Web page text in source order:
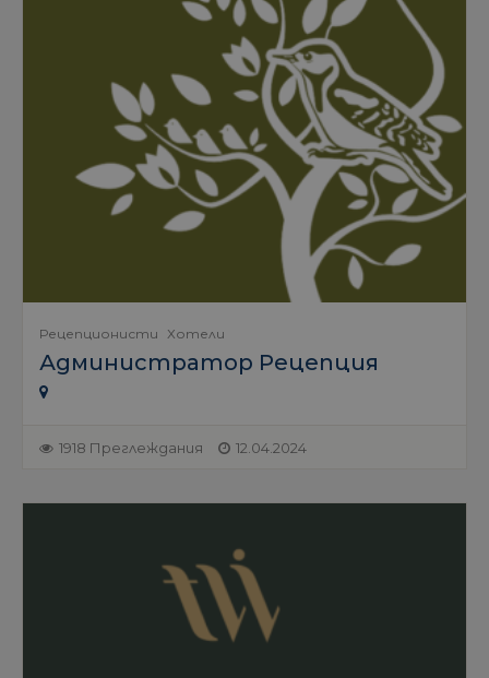
Рецепционисти Хотели
Администратор Рецепция
1918 Преглеждания 12.04.2024